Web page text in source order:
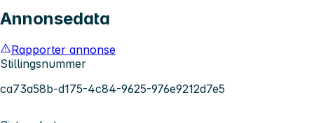
Annonsedata
Rapporter annonse
Stillingsnummer
ca73a58b-d175-4c84-9625-976e9212d7e5